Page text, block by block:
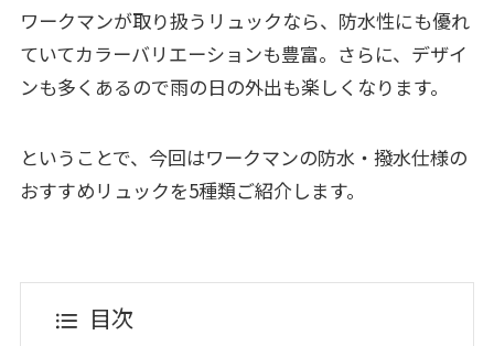
ワークマンが取り扱うリュックなら、防水性にも優れ
ていてカラーバリエーションも豊富。さらに、デザイ
ンも多くあるので雨の日の外出も楽しくなります。
ということで、今回はワークマンの防水・撥水仕様の
おすすめリュックを5種類ご紹介します。
目次